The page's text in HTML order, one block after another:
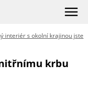
interiér s okolní krajinou jste
krbu